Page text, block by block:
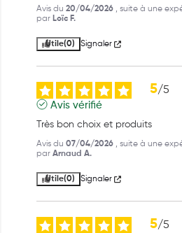
Avis du 20/04/2026 , suite à une
par Loïc F.
Utile(0) Signaler
5/5
Avis vérifié
Très bon choix et produits
Avis du 07/04/2026 , suite à une
par Arnaud A.
Utile(0) Signaler
5/5